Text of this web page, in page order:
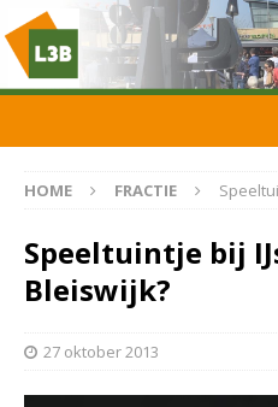
HOME FRACTIE
Speeltuintje bij
Bleiswijk?
27 oktober 2013